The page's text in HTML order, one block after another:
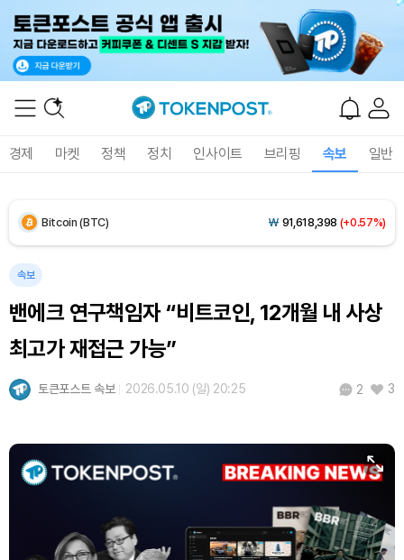
경제 마켓 정책 정치 인사이트 브리핑 속보 일반
Solana (SOL) ₩107,472(+4.22%)
Bitcoin (BTC) ₩ 91,618,398 (+0.57%)
속보
밴에크 연구책임자 “비트코인, 12개월 내 사상
최고가 재접근 가능”
토큰포스트 속보 2026.05.10 (일) 20:25 2 3